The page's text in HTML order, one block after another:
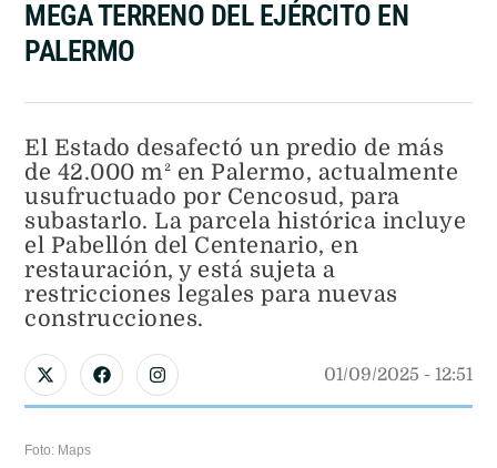
MEGA TERRENO DEL EJÉRCITO EN
PALERMO
El Estado desafectó un predio de más
de 42.000 m² en Palermo, actualmente
usufructuado por Cencosud, para
subastarlo. La parcela histórica incluye
el Pabellón del Centenario, en
restauración, y está sujeta a
restricciones legales para nuevas
construcciones.
01/09/2025 - 12:51
Foto: Maps